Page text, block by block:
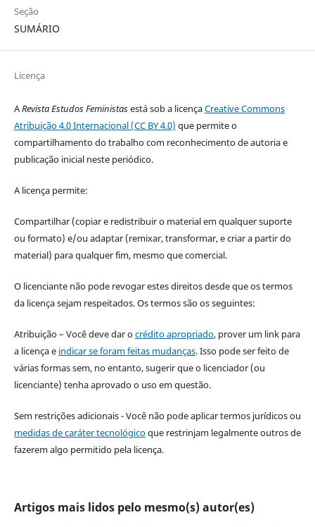
Seção
SUMÁRIO
Licença
ARevista Estudos Feministasestá sob a licençaCreative Commons
Atribuição 4.0 Internacional (CC BY 4.0) que permite o
compartilhamento do trabalho com reconhecimento de autoria e
publicação inicial neste periódico.
A licença permite:
Compartilhar (copiar e redistribuir o material em qualquer suporte
ou formato) e/ou adaptar (remixar, transformar, e criar a partir do
material) para qualquer fim, mesmo que comercial.
O licenciante não pode revogar estes direitos desde que os termos
da licença sejam respeitados. Os termos são os seguintes:
Atribuição – Você deve dar ocrédito apropriado, prover um link para
a licença e indicar se foram feitas mudanças. Isso pode ser feito de
várias formas sem, no entanto, sugerir que o licenciador (ou
licenciante) tenha aprovado o uso em questão.
Sem restrições adicionais - Você não pode aplicar termos jurídicos ou
medidas de caráter tecnológicoque restrinjam legalmente outros de
fazerem algo permitido pela licença.
Artigos mais lidos pelo mesmo(s) autor(es)